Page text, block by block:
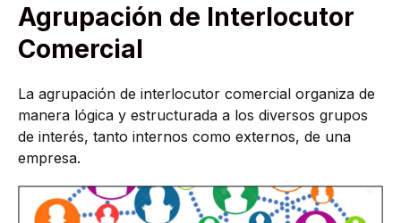
Agrupación de Interlocutor
Comercial
La agrupación de interlocutor comercial organiza de
manera lógica y estructurada a los diversos grupos
de interés, tanto internos como externos, de una
empresa.